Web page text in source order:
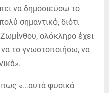
να δημοσιεύσω το
σημαντικό, διότι
ολόκληρο έχει
το γνωστοποιήσω, να
πως «…αυτά φυσικά